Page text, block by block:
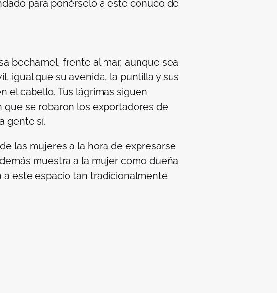
para ponérselo a este conuco de
bechamel, frente al mar, aunque sea
igual que su avenida, la puntilla y sus
el cabello. Tus lágrimas siguen
se robaron los exportadores de
gente sí.
las mujeres a la hora de expresarse
muestra a la mujer como dueña
a este espacio tan tradicionalmente